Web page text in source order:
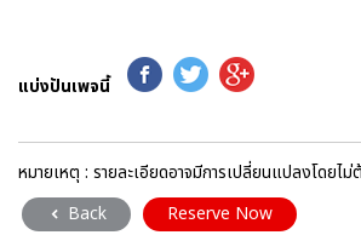
แบ่งปันเพจนี้
หมายเหตุ : รายละเอียดอาจมีการเปลี่ยนแปลงโดยไ
 Back Reserve Now